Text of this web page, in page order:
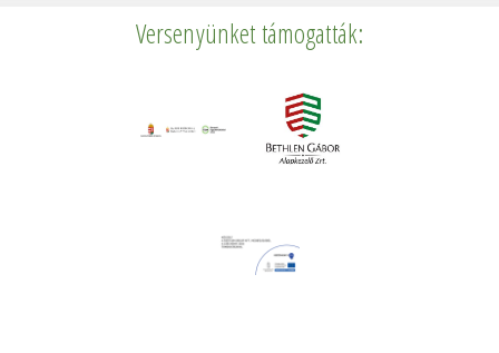
Versenyünket támogatták: